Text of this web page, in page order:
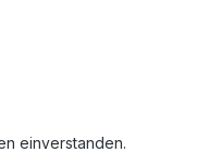
einverstanden.